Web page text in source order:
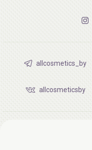
allcosmetics_by
allcosmeticsby